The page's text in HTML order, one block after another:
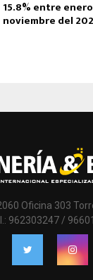
15.8% entre
noviembre del
Oficina 303
962303247 /